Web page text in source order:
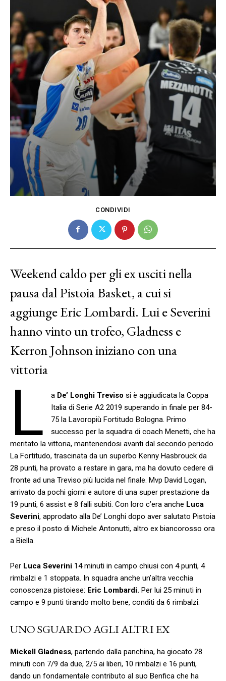
CONDIVIDI
Weekend caldo per gli ex usciti nella
pausa dal Pistoia Basket, a cui si
aggiunge Eric Lombardi. Lui e Severini
hanno vinto un trofeo, Gladness e
Kerron Johnson iniziano con una
vittoria
L a De’ Longhi Treviso si è aggiudicata la Coppa
Italia di Serie A2 2019 superando in finale per 84-
75 la Lavoropiù Fortitudo Bologna. Primo
successo per la squadra di coach Menetti, che ha
meritato la vittoria, mantenendosi avanti dal secondo periodo.
La Fortitudo, trascinata da un superbo Kenny Hasbrouck da
28 punti, ha provato a restare in gara, ma ha dovuto cedere di
fronte ad una Treviso più lucida nel finale. Mvp David Logan,
arrivato da pochi giorni e autore di una super prestazione da
19 punti, 6 assist e 8 falli subiti. Con loro c’era anche Luca
Severini, approdato alla De’ Longhi dopo aver salutato Pistoia
e preso il posto di Michele Antonutti, altro ex biancorosso ora
a Biella.
Per Luca Severini 14 minuti in campo chiusi con 4 punti, 4
rimbalzi e 1 stoppata. In squadra anche un’altra vecchia
conoscenza pistoiese: Eric Lombardi. Per lui 25 minuti in
campo e 9 punti tirando molto bene, conditi da 6 rimbalzi.
UNO SGUARDO AGLI ALTRI EX
Mickell Gladness, partendo dalla panchina, ha giocato 28
minuti con 7/9 da due, 2/5 ai liberi, 10 rimbalzi e 16 punti,
dando un fondamentale contributo al suo Benfica che ha